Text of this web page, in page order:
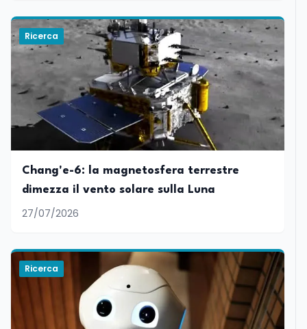
Ricerca
Chang'e-6: la magnetosfera terrestre
dimezza il vento solare sulla Luna
27/07/2026
Ricerca